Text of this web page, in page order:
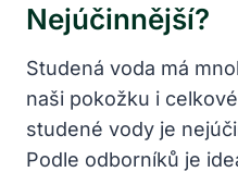
Nejúčinnější?
Studená voda má
naši pokožku i
studené vody je
Podle odborníků je